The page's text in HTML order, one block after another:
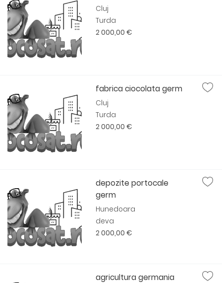
Cluj
Turda
2 000,00 €
fabrica ciocolata germ
Cluj
Turda
2 000,00 €
depozite portocale
germ
Hunedoara
deva
2 000,00 €
agricultura germania